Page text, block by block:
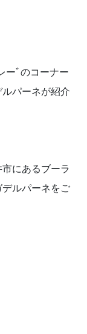
ーﾞのコーナー
パーネが紹介
にあるブーラ
ルパーネをご